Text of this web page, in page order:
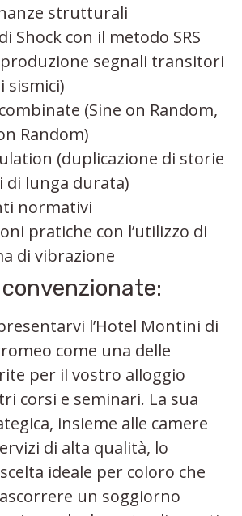
strutturali
Shock con il metodo SRS
segnali transitori
sismici)
(Sine on Random,
Random)
(duplicazione di storie
di lunga durata)
normativi
pratiche con l’utilizzo di
di vibrazione
l’Hotel Montini di
come una delle
per il vostro alloggio
corsi e seminari. La sua
insieme alle camere
di alta qualità, lo
ideale per coloro che
un soggiorno